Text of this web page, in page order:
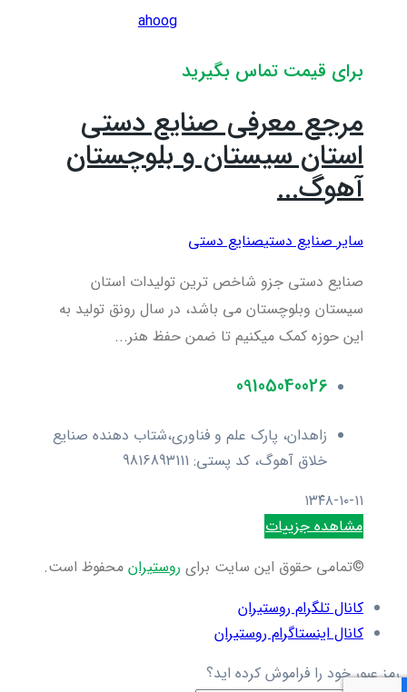
ahoog
برای قیمت تماس بگیرید
مرجع معرفی صنایع دستی
استان سیستان و بلوچستان
آهوگ...
سایر صنایع دستیصنایع دستی
صنایع دستی جزو شاخص ترین تولیدات استان
سیستان وبلوچستان می باشد، در سال رونق تولید به
این حوزه کمک میکنیم تا ضمن حفظ هنر...
09105040026
زاهدان، پارک علم و فناوری،شتاب دهنده صنایع
خلاق آهوگ، کد پستی: 9816893111
۱۳۴۸-۱۰-۱۱
مشاهده جزییات
©تمامی حقوق این سایت برای روستیران محفوظ است.
کانال تلگرام روستیران
کانال اینستاگرام روستیران
رمز عبور خود را فراموش کرده اید؟